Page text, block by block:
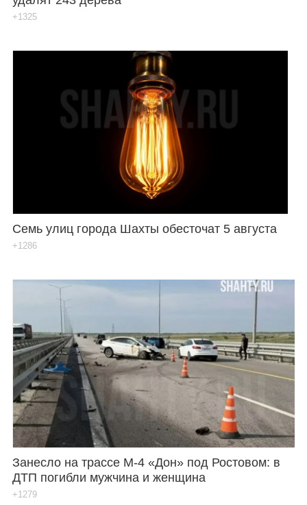
+1325
Семь улиц города Шахты обесточат 5 августа
+1286
Занесло на трассе М-4 «Дон» под Ростовом: в
ДТП погибли мужчина и женщина
+1279